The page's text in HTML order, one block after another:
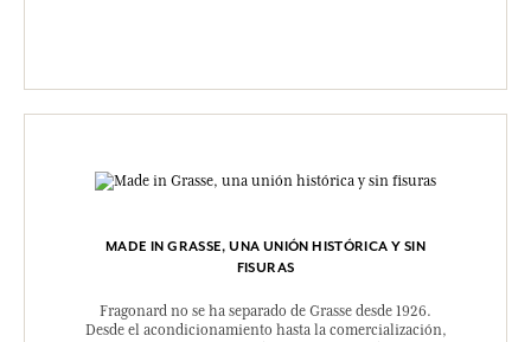
MADE IN GRASSE, UNA UNIÓN HISTÓRICA Y SIN
FISURAS
Fragonard no se ha separado de Grasse desde 1926.
Desde el acondicionamiento hasta la comercialización,